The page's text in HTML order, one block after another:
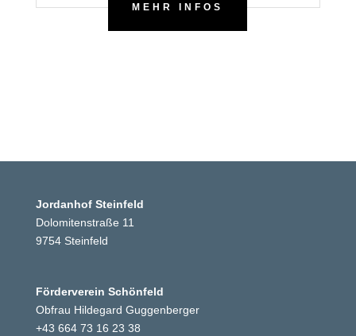
MEHR INFOS
Jordanhof Steinfeld
Dolomitenstraße 11
9754 Steinfeld
Förderverein Schönfeld
Obfrau Hildegard Guggenberger
+43 664 73 16 23 38